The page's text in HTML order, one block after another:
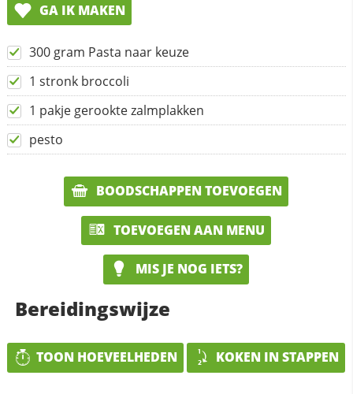
GA IK MAKEN
300 gram Pasta naar keuze
1 stronk broccoli
1 pakje gerookte zalmplakken
pesto
BOODSCHAPPEN TOEVOEGEN
TOEVOEGEN AAN MENU
MIS JE NOG IETS?
Bereidingswijze
TOON HOEVEELHEDEN KOKEN IN STAPPEN